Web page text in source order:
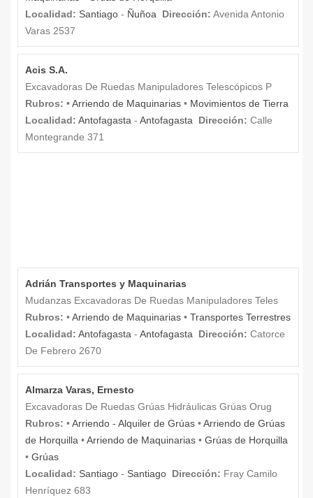
Localidad: Santiago - Ñuñoa Dirección: Avenida Antonio
Varas 2537
Acis S.A.
Excavadoras De Ruedas Manipuladores Telescópicos P
Rubros: •Arriendo de Maquinarias • Movimientos de Tierra
Localidad: Antofagasta - Antofagasta Dirección: Calle
Montegrande 371
Adrián Transportes y Maquinarias
Mudanzas Excavadoras De Ruedas Manipuladores Teles
Rubros: •Arriendo de Maquinarias • Transportes Terrestres
Localidad: Antofagasta - Antofagasta Dirección: Catorce
De Febrero 2670
Almarza Varas, Ernesto
Excavadoras De Ruedas Grúas Hidráulicas Grúas Orug
Rubros: •Arriendo - Alquiler de Grúas •Arriendo de Grúas
de Horquilla •Arriendo de Maquinarias • Grúas de Horquilla
• Grúas
Localidad: Santiago - Santiago Dirección: Fray Camilo
Henríquez 683